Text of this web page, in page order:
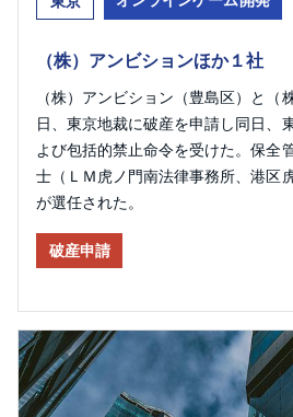
（株）アンビションほか１社
（株）アンビション（豊島区）と（
日、東京地裁に破産を申請し同日、
よび包括的禁止命令を受けた。保全
士（ＬＭ虎ノ門南法律事務所、港区
が選任された。
破産申請